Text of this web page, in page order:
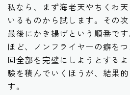
私なら、まず海老天やちくわ
いるものから試します。その次
最後にかき揚げという順番で
ほど、ノンフライヤーの癖を
回全部を完璧にしようとする
験を積んでいくほうが、結果
す。